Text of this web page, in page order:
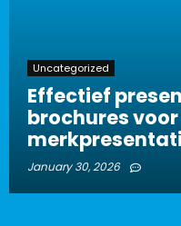
Uncategorized
Effectief
brochures
January 30, 2026